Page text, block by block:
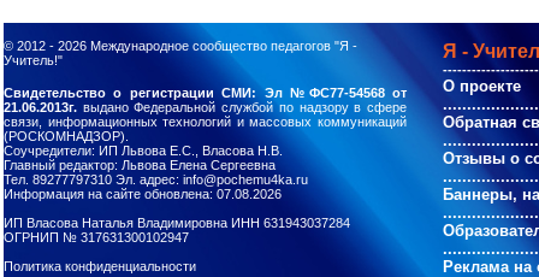
© 2012 - 2026 Международное сообщество педагогов "Я -
Учитель!"
Я -
О проекте
Обратная
Отзывы о
Баннеры,
Реклама на
Свидетельство о регистрации СМИ: Эл №ФС77-54568 от
21.06.2013г. выдано Федеральной службой по надзору в сфере
связи, информационных технологий и массовых коммуникаций
(РОСКОМНАДЗОР).
Соучредители: ИП Львова Е.С., Власова Н.В.
Главный редактор: Львова Елена Сергеевна
Тел. 89277797310 Эл. адрес: info@pochemu4ka.ru
Информация на сайте обновлена: 07.08.2026
ИП Власова Наталья Владимировна ИНН 631943037284
ОГРНИП № 317631300102947
Политика конфиденциальности